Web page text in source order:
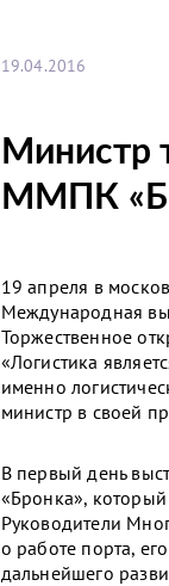
19.04.2016
Министр
ММПК
19 апреля в
Международная
Торжественное
«Логистика
именно
министр в своей
В первый день
«Бронка»,
Руководители
о работе порта,
дальнейшего